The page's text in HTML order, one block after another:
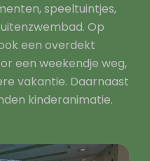
speeltuintjes,
Op
een overdekt
een weekendje weg,
vakantie. Daarnaast
kinderanimatie.